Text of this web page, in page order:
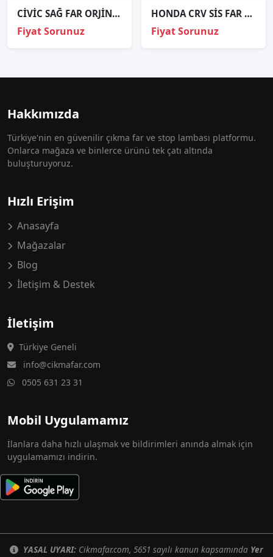
CİVİC SAĞ FAR ORJİNAL
Fiyat Sorunuz
HONDA CRV SİS FAR ÇERÇEVESİ 15-18 SAĞ SOL
Fiyat Sorunuz
Hakkımızda
Türkiye'nin en güvenilir çıkma far ve stop lambası platformu.
Onlarca mağaza ve binlerce ürünü tek çatı altında
buluşturuyoruz.
Hızlı Erişim
Anasayfa
Mağazalar
Blog
İletişim & Destek
İletişim
Türkiye Geneli
info@cikmafar.com
0505 631 23 31
Mobil Uygulamamız
İlanlara daha hızlı ulaşmak ve bildirimleri anında almak için
uygulamamızı indirin.
YASAL UYARI: Cikmafar.com, 5651 sayılı kanun kapsamında Yer